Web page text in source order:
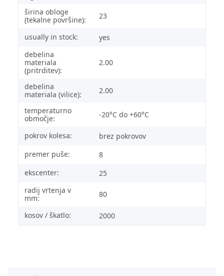
širina obloge
(tekalne površine):
23
usually in stock:
yes
debelina
materiala
(pritrditev):
2.00
debelina
materiala (vilice):
2.00
temperaturno
območje:
-20°C do +60°C
pokrov kolesa:
brez pokrovov
premer puše:
8
ekscenter:
25
radij vrtenja v
mm:
80
kosov / škatlo: 2000